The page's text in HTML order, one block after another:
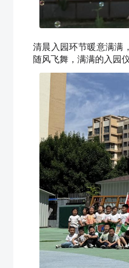
清晨入园环节暖意满满
随风飞舞，满满的入园